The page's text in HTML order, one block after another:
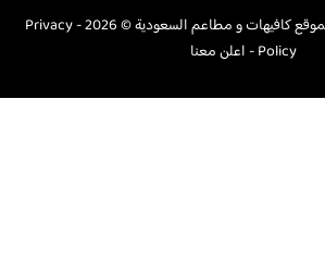
كافيهات و مطاعم السعودية © 2026 -
Privacy
Policy
-اعلن معنا